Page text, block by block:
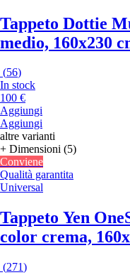
Tappeto Dottie
medio, 160x230
(56)
In stock
100 €
Aggiungi
Aggiungi
altre varianti
+ Dimensioni (5)
Conviene
Qualità garantita
Universal
Tappeto Yen One
color crema,
(271)